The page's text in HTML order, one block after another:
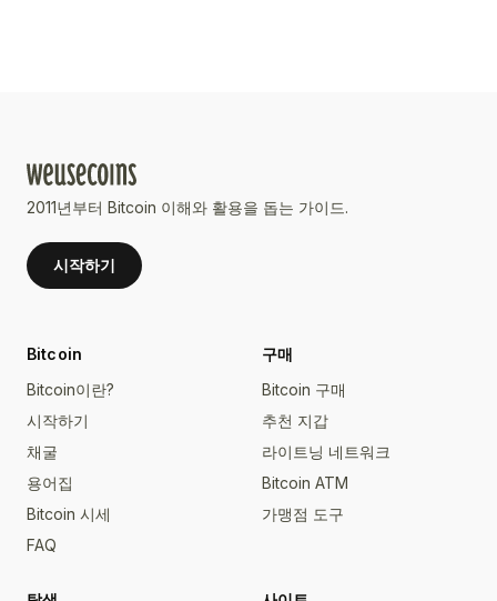
2011년부터 Bitcoin 이해와 활용을 돕는 가이드.
시작하기
Bitcoin
Bitcoin이란?
시작하기
채굴
용어집
Bitcoin 시세
FAQ
구매
Bitcoin 구매
추천 지갑
라이트닝 네트워크
Bitcoin ATM
가맹점 도구